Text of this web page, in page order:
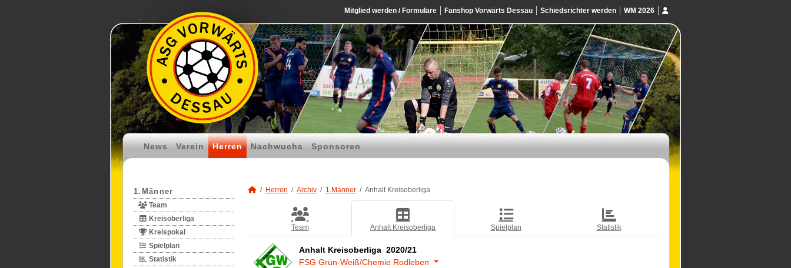
Mitglied werden / Formulare Fanshop Vorwärts Dessau Schiedsrichter werden WM 2026
News Verein Herren Nachwuchs Sponsoren
1.Männer
Team
Kreisoberliga
Kreispokal
Spielplan
Statistik
Herren Archiv 1.Männer Anhalt Kreisoberliga
Team Anhalt Kreisoberliga Spielplan Statistik
Anhalt Kreisoberliga 2020/21
FSG Grün-Weiß/Chemie Rodleben